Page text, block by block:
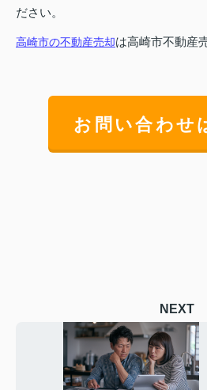
ださい。
高崎市の不動産売却は高崎市不動産
お問い合わせ
NEXT